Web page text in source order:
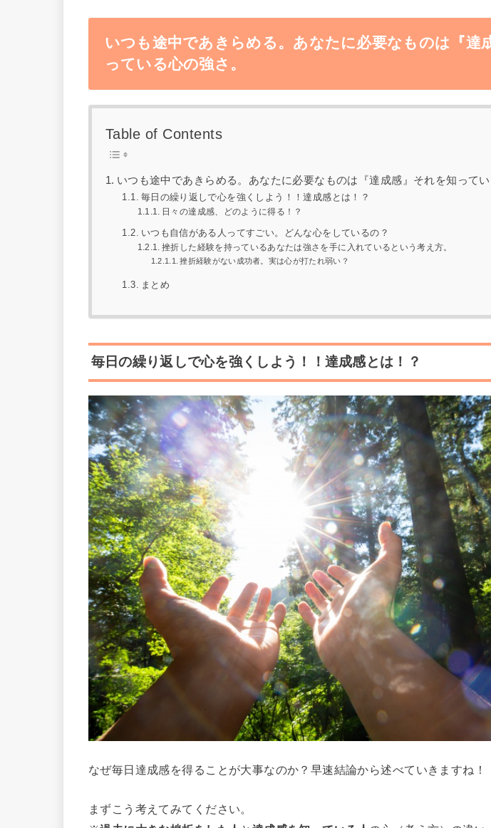
いつも途中であきらめる。あなたに必要なものは『達
っている心の強さ。
Table of Contents
いつも途中であきらめる。あなたに必要なものは『達成感』それを知ってい
毎日の繰り返しで心を強くしよう！！達成感とは！？
日々の達成感、どのように得る！？
いつも自信がある人ってすごい。どんな心をしているの？
挫折した経験を持っているあなたは強さを手に入れているという考え方。
挫折経験がない成功者。実は心が打たれ弱い？
まとめ
毎日の繰り返しで心を強くしよう！！達成感とは！？
なぜ毎日達成感を得ることが大事なのか？早速結論から述べていきますね！
まずこう考えてみてください。